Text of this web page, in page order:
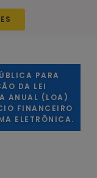
PARA
DA LEI
ANUAL (LOA)
FINANCEIRO
ELETRÔNICA.